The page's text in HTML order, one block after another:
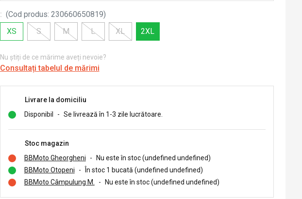
: (Cod produs: 230660650819)
XS
S M L XL 2XL
Nu știți de ce mărime aveți nevoie?
Consultați tabelul de mărimi
Livrare la domiciliu
Disponibil
- Se livrează în 1-3 zile lucrătoare.
Stoc magazin
BBMoto Gheorgheni
-
Nu este în stoc (undefined undefined)
BBMoto Otopeni
-
În stoc 1 bucată (undefined undefined)
BBMoto Câmpulung M.
- Nu este în stoc (undefined undefined)